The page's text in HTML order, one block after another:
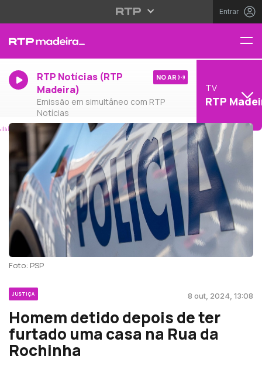
Entrar
RTP Notícias (RTP
Madeira)
Emissão em simultâneo com RTP
Notícias
NO AR
TV
RTP
Foto: PSP
JUSTIÇA 8 out, 2024, 13:08
Homem detido depois de ter
furtado uma casa na Rua da
Rochinha